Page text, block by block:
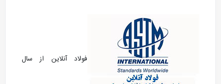
فولاد آنلاین از سال